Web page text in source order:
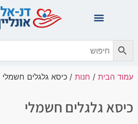
עמוד הבית / חנות / כיסא גלגלים חשמלי
כיסא גלגלים חשמלי